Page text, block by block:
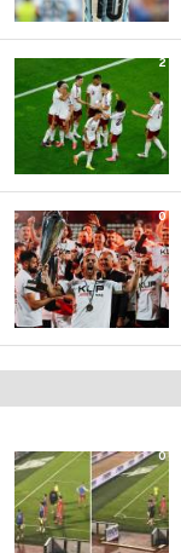
2
0
0